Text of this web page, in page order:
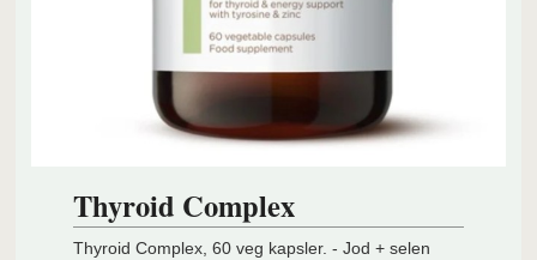
Thyroid Complex
Thyroid Complex, 60 veg kapsler. - Jod + selen